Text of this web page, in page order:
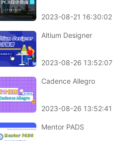
2023-08-21 16:30:02
Altium Designer
2023-08-26 13:52:07
Cadence Allegro
2023-08-26 13:52:41
Mentor PADS